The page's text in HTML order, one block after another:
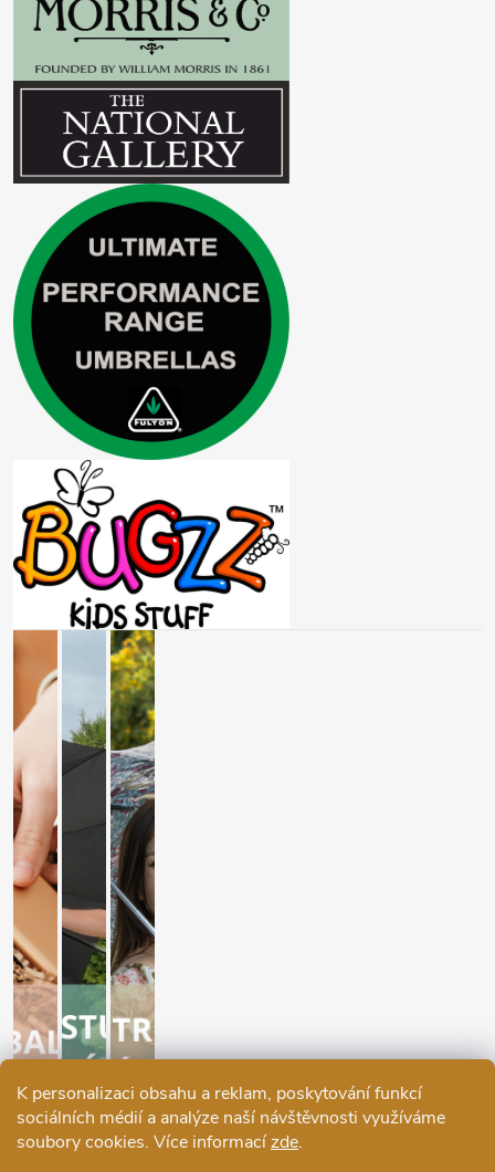
K personalizaci obsahu a reklam, poskytování funkcí
sociálních médií a analýze naší návštěvnosti využíváme
soubory cookies. Více informacízde.